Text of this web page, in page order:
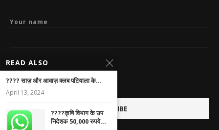
Your name
Your email
READ ALSO
???? साज़ और आवाज़ क्लब पटियाला के...
April 13, 2024
????कृषि विभाग के उप
निदेशक 50,000 रुपये...